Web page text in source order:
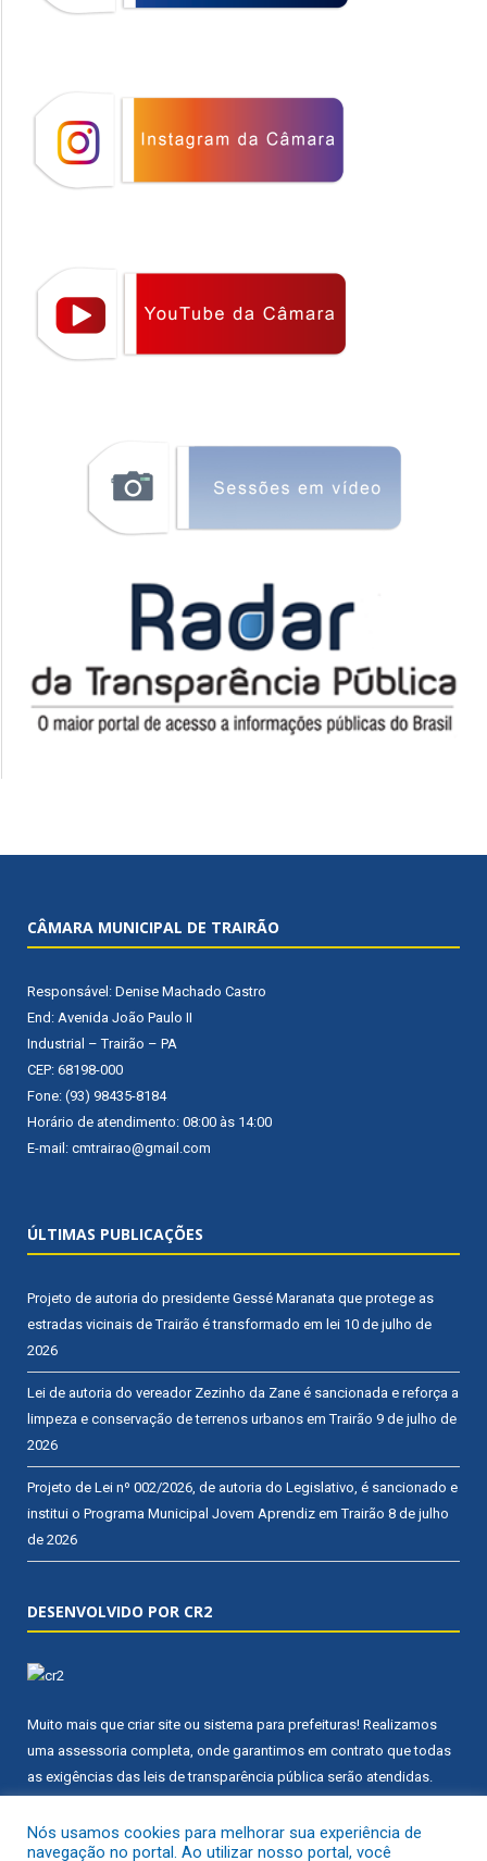
CÂMARA MUNICIPAL DE TRAIRÃO
Responsável: Denise Machado Castro
End: Avenida João Paulo II
Industrial – Trairão – PA
CEP: 68198-000
Fone: (93) 98435-8184
Horário de atendimento: 08:00 às 14:00
E-mail: cmtrairao@gmail.com
ÚLTIMAS PUBLICAÇÕES
Projeto de autoria do presidente Gessé Maranata que protege as
estradas vicinais de Trairão é transformado em lei 10 de julho de
2026
Lei de autoria do vereador Zezinho da Zane é sancionada e reforça a
limpeza e conservação de terrenos urbanos em Trairão 9 de julho de
2026
Projeto de Lei nº 002/2026, de autoria do Legislativo, é sancionado e
institui o Programa Municipal Jovem Aprendiz em Trairão 8 de julho
de 2026
DESENVOLVIDO POR CR2
Muito mais que criar site ou sistema para prefeituras! Realizamos
uma assessoria completa, onde garantimos em contrato que todas
as exigências das leis de transparência pública serão atendidas.
Conheça oPNTPe oRadar da Transparência Pública
Nós usamos cookies para melhorar sua experiência de
navegação no portal. Ao utilizar nosso portal, você